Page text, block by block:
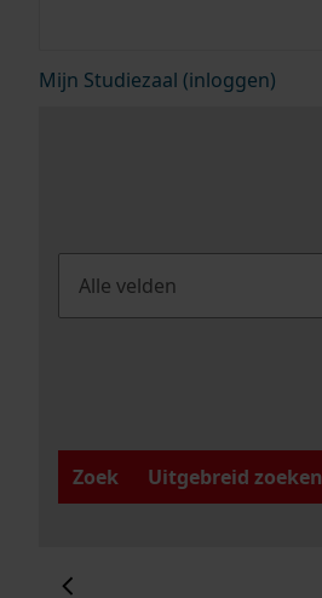
Mijn Studiezaal (inloggen)
Zoek
Uitgebreid zoeken